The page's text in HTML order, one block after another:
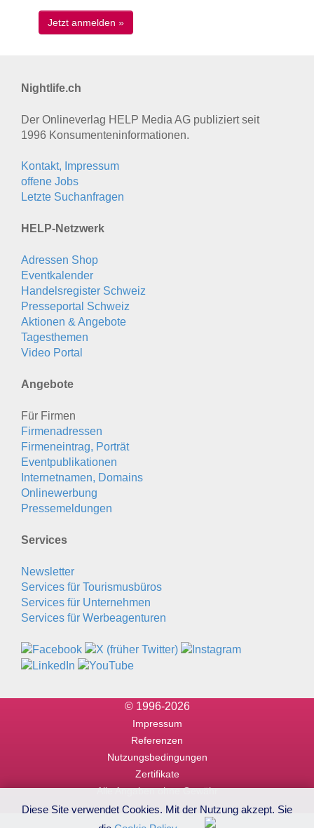
Nightlife.ch
Der Onlineverlag HELP Media AG publiziert seit
1996 Konsumenten­informationen.
Kontakt, Impressum
offene Jobs
Letzte Suchanfragen
HELP-Netzwerk
Adressen Shop
Eventkalender
Handelsregister Schweiz
Presseportal Schweiz
Aktionen & Angebote
Tagesthemen
Video Portal
Angebote
Für Firmen
Firmenadressen
Firmeneintrag, Porträt
Eventpublikationen
Internetnamen, Domains
Onlinewerbung
Pressemeldungen
Services
Newsletter
Services für Tourismusbüros
Services für Unternehmen
Services für Werbeagenturen
© 1996-2026
Impressum
Referenzen
Nutzungsbedingungen
Zertifikate
Alle Angaben ohne Gewähr
Diese Site verwendet Cookies. Mit der Nutzung akzept. Sie